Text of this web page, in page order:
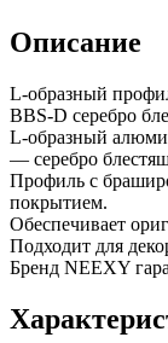
Описание
L-образный
BBS-D серебро
L-образный
— серебро
Профиль с
покрытием.
Обеспечивает
Подходит для
Бренд NEEXY